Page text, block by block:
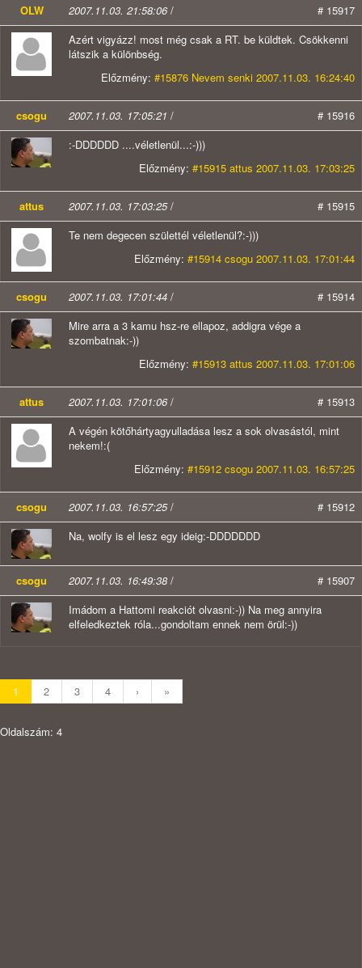
OLW 2007.11.03. 21:58:06/
# 15917
Azért vigyázz! most még csak a RT. be küldtek. Csökkenni
látszik a különbség.
Előzmény: #15876 Nevem senki 2007.11.03. 16:24:40
csogu 2007.11.03. 17:05:21 /
# 15916
:-DDDDDD ....véletlenül...:-)))
Előzmény: #15915 attus 2007.11.03. 17:03:25
attus 2007.11.03. 17:03:25/
# 15915
Te nem degecen születtél véletlenül?:-)))
Előzmény: #15914 csogu 2007.11.03. 17:01:44
csogu 2007.11.03. 17:01:44 /
# 15914
Mire arra a 3 kamu hsz-re ellapoz, addigra vége a
szombatnak:-))
Előzmény: #15913 attus 2007.11.03. 17:01:06
attus 2007.11.03. 17:01:06/
# 15913
A végén kötőhártyagyulladása lesz a sok olvasástól, mint
nekem!:(
Előzmény: #15912 csogu 2007.11.03. 16:57:25
csogu 2007.11.03. 16:57:25/
# 15912
Na, wolfy is el lesz egy ideig:-DDDDDDD
csogu 2007.11.03. 16:49:38 /
# 15907
Imádom a Hattomi reakciót olvasni:-)) Na meg annyira
elfeledkeztek róla...gondoltam ennek nem örül:-))
1 2 3 4 › »
Oldalszám: 4